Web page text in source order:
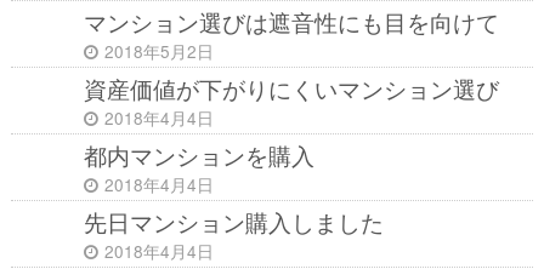
マンション選びは遮音性にも目を向けて
2018年5月2日
資産価値が下がりにくいマンション選び
2018年4月4日
都内マンションを購入
2018年4月4日
先日マンション購入しました
2018年4月4日